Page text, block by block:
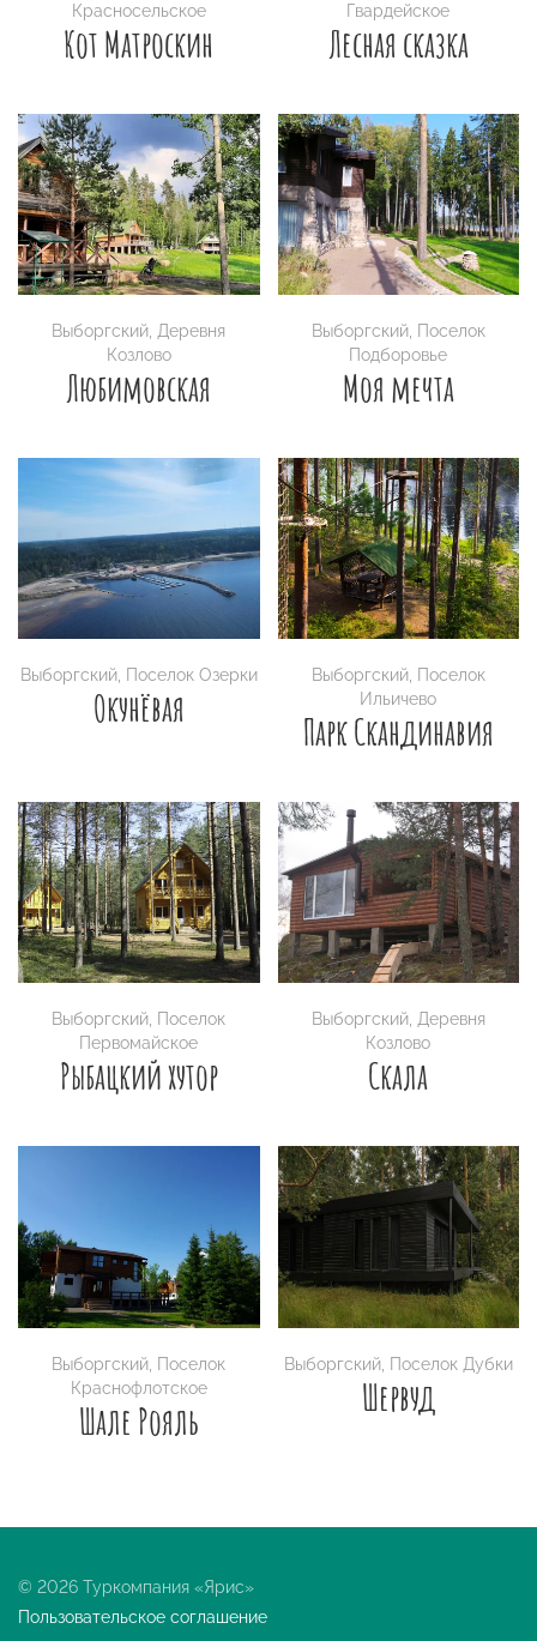
Красносельское
Кот Матроскин
Гвардейское
Лесная сказка
Выборгский,Деревня
Козлово
Любимовская
Выборгский, Поселок
Подборовье
Моя мечта
Выборгский, Поселок Озерки
Окунёвая
Выборгский, Поселок
Ильичево
Парк Скандинавия
Выборгский, Поселок
Первомайское
Рыбацкий хутор
Выборгский, Деревня
Козлово
Скала
Выборгский Поселок
Краснофлотское
Шале Рояль
Выборгский, Поселок Дубки
Шервуд
© 2026 Туркомпания «Ярис»
Пользовательское соглашение